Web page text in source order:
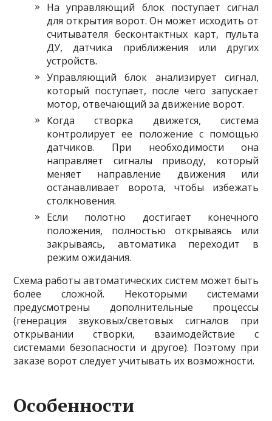
На управляющий блок поступает сигнал
для открытия ворот. Он может исходить от
считывателя бесконтактных карт, пульта
ДУ, датчика приближения или других
устройств.
Управляющий блок анализирует сигнал,
который поступает, после чего запускает
мотор, отвечающий за движение ворот.
Когда створка движется, система
контролирует ее положение с помощью
датчиков. При необходимости она
направляет сигналы приводу, который
меняет направление движения или
останавливает ворота, чтобы избежать
столкновения.
Если полотно достигает конечного
положения, полностью открываясь или
закрываясь, автоматика переходит в
режим ожидания.
Схема работы автоматических систем может быть
более сложной. Некоторыми системами
предусмотрены дополнительные процессы
(генерация звуковых/световых сигналов при
открывании створки, взаимодействие с
системами безопасности и другое). Поэтому при
заказе ворот следует учитывать их возможности.
Особенности